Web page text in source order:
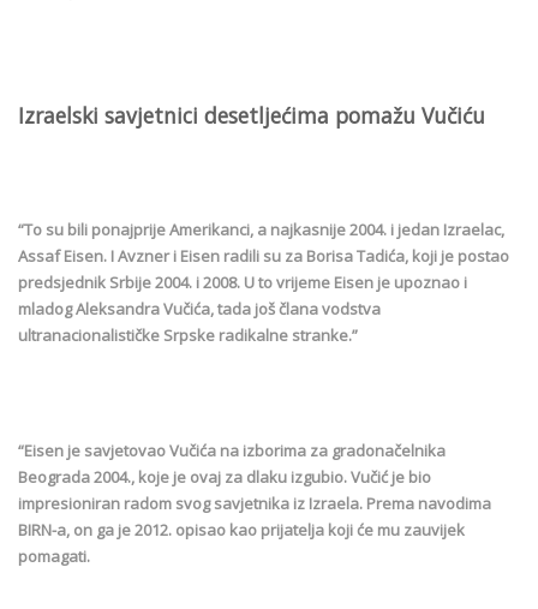
Izraelski savjetnici desetljećima pomažu Vučiću
“To su bili ponajprije Amerikanci, a najkasnije 2004. i jedan Izraelac,
Assaf Eisen. I Avzner i Eisen radili su za Borisa Tadića, koji je postao
predsjednik Srbije 2004. i 2008. U to vrijeme Eisen je upoznao i
mladog Aleksandra Vučića, tada još člana vodstva
ultranacionalističke Srpske radikalne stranke.”
“Eisen je savjetovao Vučića na izborima za gradonačelnika
Beograda 2004., koje je ovaj za dlaku izgubio. Vučić je bio
impresioniran radom svog savjetnika iz Izraela. Prema navodima
BIRN-a, on ga je 2012. opisao kao prijatelja koji će mu zauvijek
pomagati.